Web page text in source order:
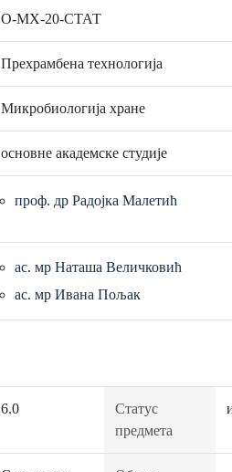
О-МХ-20-СТАТ
Прехрамбена технологија
Микробиологија хране
основне академске студије
проф. др Радојка Малетић
ас. мр Наташа Величковић
ас. мр Ивана Пољак
6.0
Статус
предмета